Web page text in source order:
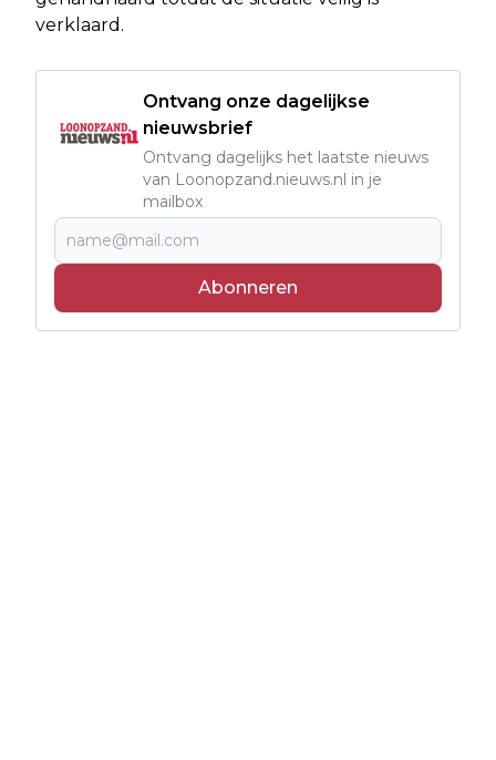
verklaard.
Ontvang onze dagelijkse
nieuwsbrief
Ontvang dagelijks het laatste nieuws
van Loonopzand.nieuws.nl in je
mailbox
Abonneren